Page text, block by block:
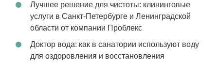
Лучшее решение для чистоты: клининговые
услуги в Санкт-Петербурге и Ленинградской
области от компании Проблекс
Доктор вода: как в санатории используют воду
для оздоровления и восстановления